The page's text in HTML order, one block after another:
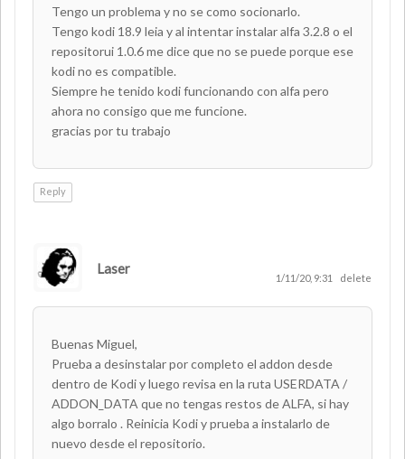
Tengo un problema y no se como socionarlo.
Tengo kodi 18.9 leia y al intentar instalar alfa 3.2.8 o el
repositorui 1.0.6 me dice que no se puede porque ese
kodi no es compatible.
Siempre he tenido kodi funcionando con alfa pero
ahora no consigo que me funcione.
gracias por tu trabajo
Reply
Laser
1/11/20, 9:31 delete
Buenas Miguel,
Prueba a desinstalar por completo el addon desde
dentro de Kodi y luego revisa en la ruta USERDATA /
ADDON_DATA que no tengas restos de ALFA, si hay
algo borralo . Reinicia Kodi y prueba a instalarlo de
nuevo desde el repositorio.